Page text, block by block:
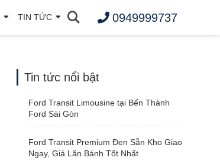
TIN TỨC 0949999737
Tin tức nổi bật
Ford Transit Limousine tại Bến Thành
Ford Sài Gòn
Ford Transit Premium Đen Sẵn Kho Giao
Ngay, Giá Lăn Bánh Tốt Nhất